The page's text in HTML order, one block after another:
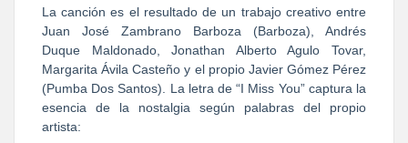
La canción es el resultado de un trabajo creativo entre
Juan José Zambrano Barboza (Barboza), Andrés
Duque Maldonado, Jonathan Alberto Agulo Tovar,
Margarita Ávila Casteño y el propio Javier Gómez Pérez
(Pumba Dos Santos). La letra de “I Miss You” captura la
esencia de la nostalgia según palabras del propio
artista: